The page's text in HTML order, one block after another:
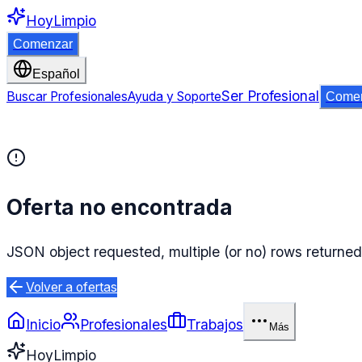
HoyLimpio
Comenzar
Español
Buscar ProfesionalesAyuda y SoporteSer Profesional
Oferta no encontrada
JSON object requested, multiple (or no) rows returned
Volver a ofertas
Inicio Profesionales Trabajos Más
HoyLimpio